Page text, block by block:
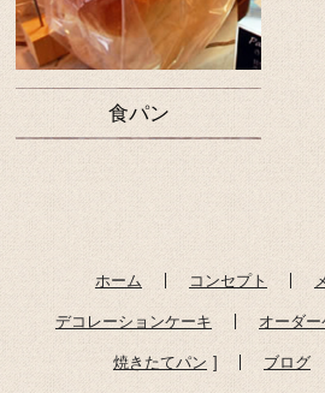
食パン
ホーム コンセプト
デコレーションケーキ オーダー
焼きたてパン ブログ